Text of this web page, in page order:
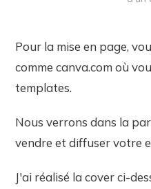
Pour la mise en page,
comme canva.com où
templates.
Nous verrons dans la
vendre et diffuser votre
J'ai réalisé la cover ci-